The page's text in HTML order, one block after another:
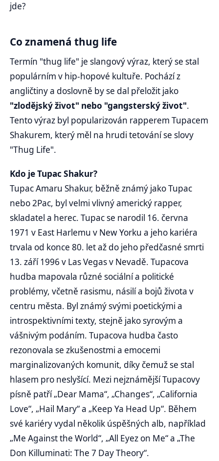
jde?
Co znamená thug life
Termín "thug life" je slangový výraz, který se stal
populárním v hip-hopové kultuře. Pochází z
angličtiny a doslovně by se dal přeložit jako
"zlodějský život" nebo "gangsterský život".
Tento výraz byl popularizován rapperem Tupacem
Shakurem, který měl na hrudi tetování se slovy
"Thug Life".
Kdo je Tupac Shakur?
Tupac Amaru Shakur, běžně známý jako Tupac
nebo 2Pac, byl velmi vlivný americký rapper,
skladatel a herec. Tupac se narodil 16. června
1971 v East Harlemu v New Yorku a jeho kariéra
trvala od konce 80. let až do jeho předčasné smrti
13. září 1996 v Las Vegas v Nevadě. Tupacova
hudba mapovala různé sociální a politické
problémy, včetně rasismu, násilí a bojů života v
centru města. Byl známý svými poetickými a
introspektivními texty, stejně jako syrovým a
vášnivým podáním. Tupacova hudba často
rezonovala se zkušenostmi a emocemi
marginalizovaných komunit, díky čemuž se stal
hlasem pro neslyšící. Mezi nejznámější Tupacovy
písně patří „Dear Mama“, „Changes“, „California
Love“, „Hail Mary“ a „Keep Ya Head Up“. Během
své kariéry vydal několik úspěšných alb, například
„Me Against the World“, „All Eyez on Me“ a „The
Don Killuminati: The 7 Day Theory“.